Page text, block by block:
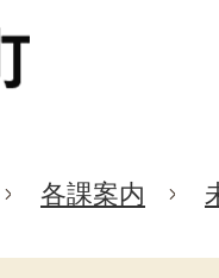
各課案内